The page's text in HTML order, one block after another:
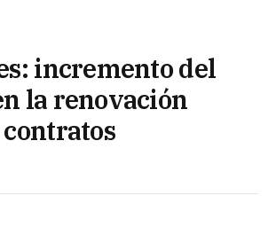
incremento del
la renovación